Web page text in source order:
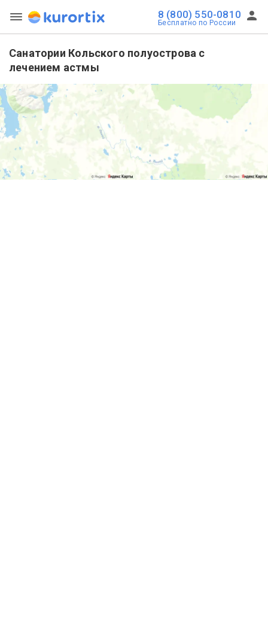
8 (800) 550-0810
Бесплатно по России
Санатории Кольского полуострова с
лечением астмы